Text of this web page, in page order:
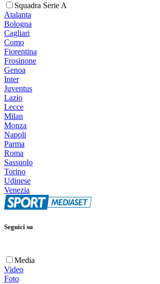
Squadra Serie A
Atalanta
Bologna
Cagliari
Como
Fiorentina
Frosinone
Genoa
Inter
Juventus
Lazio
Lecce
Milan
Monza
Napoli
Parma
Roma
Sassuolo
Torino
Udinese
Venezia
Seguici su
Media
Video
Foto